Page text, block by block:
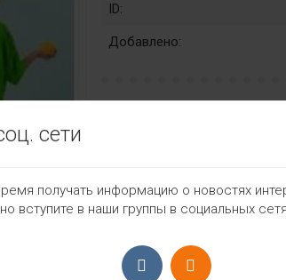
ID:
Добавлено:
1197₽
сети
получать информацию о новостях
вступите в наши группы в социальных